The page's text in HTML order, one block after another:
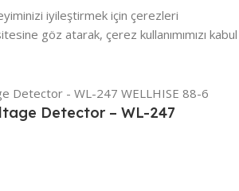
iyileştirmek için çerezleri
göz atarak, çerez kullanımımızı kabul
Detector – WL-247